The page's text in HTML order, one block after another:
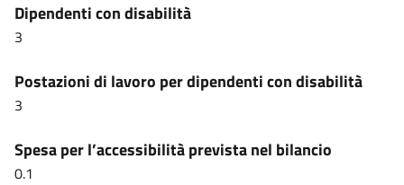
Dipendenti con disabilità
3
Postazioni di lavoro per dipendenti con disabilità
3
Spesa per l’accessibilità prevista nel bilancio
0.1